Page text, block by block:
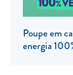
EFICIÊNCIA
FRAUDE E
Preços de
Poupe em
energia